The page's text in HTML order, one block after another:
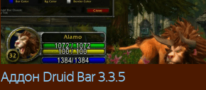
Аддон Druid Bar 3.3.5